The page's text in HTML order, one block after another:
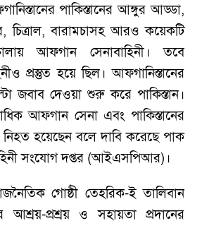
পাকিস্তানের আঙ্গুর আড্ডা,
চিত্রাল, বারামচাসহ আরও কয়েকটি
আফগান সেনাবাহিনী। তবে
প্রস্তুত হয়ে ছিল। আফগানিস্তানের
জবাব দেওয়া শুরু করে পাকিস্তান।
আফগান সেনা এবং পাকিস্তানের
হয়েছেন বলে দাবি করেছে পাক
সংযোগ দপ্তর (আইএসপিআর)।
গোষ্ঠী তেহরিক-ই তালিবান
আশ্রয়-প্রশ্রয় ও সহায়তা প্রদানের